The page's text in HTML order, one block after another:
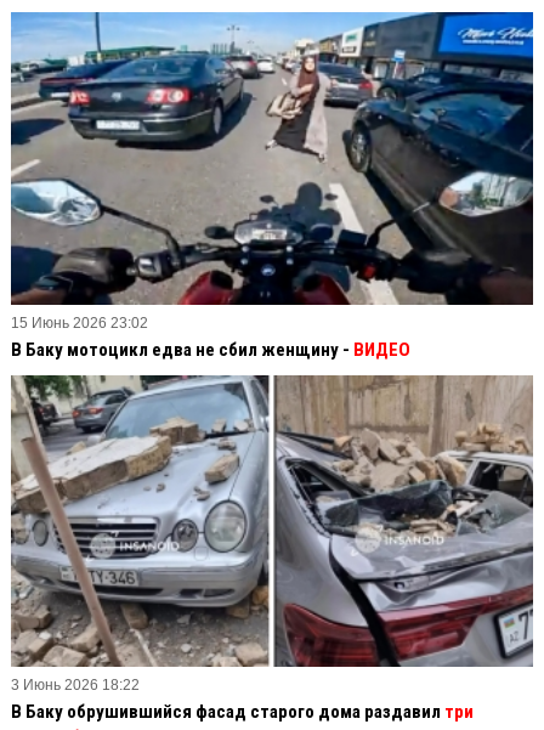
15 Июнь 2026 23:02
В Баку мотоцикл едва не сбил женщину - ВИДЕО
3 Июнь 2026 18:22
В Баку обрушившийся фасад старого дома раздавил три